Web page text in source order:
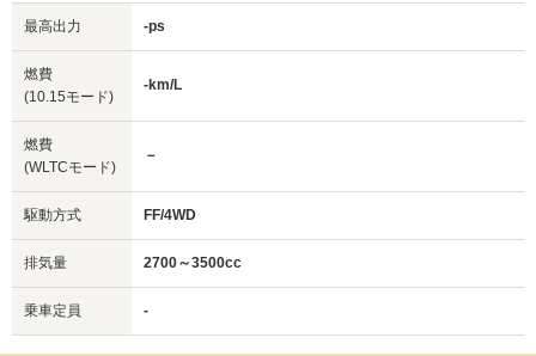
最高出力 -ps
燃費
(10.15モード)
-km/L
燃費
(WLTCモード)
－
駆動方式 FF/4WD
排気量 2700～3500cc
乗車定員 -